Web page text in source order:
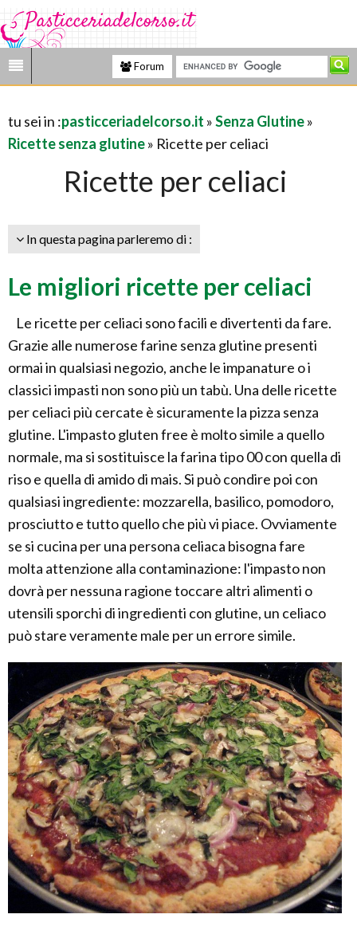
Forum
tu sei in :pasticceriadelcorso.it »Senza Glutine»
Ricette senza glutine» Ricette per celiaci
Ricette per celiaci
In questa pagina parleremo di :
Le migliori ricette per celiaci
Le ricette per celiaci sono facili e divertenti da fare.
Grazie alle numerose farine senza glutine presenti
ormai in qualsiasi negozio, anche le impanature o i
classici impasti non sono più un tabù. Una delle ricette
per celiaci più cercate è sicuramente la pizza senza
glutine. L'impasto gluten free è molto simile a quello
normale, ma si sostituisce la farina tipo 00 con quella di
riso e quella di amido di mais. Si può condire poi con
qualsiasi ingrediente: mozzarella, basilico, pomodoro,
prosciutto e tutto quello che più vi piace. Ovviamente
se si cucina per una persona celiaca bisogna fare
molta attenzione alla contaminazione: l'impasto non
dovrà per nessuna ragione toccare altri alimenti o
utensili sporchi di ingredienti con glutine, un celiaco
può stare veramente male per un errore simile.